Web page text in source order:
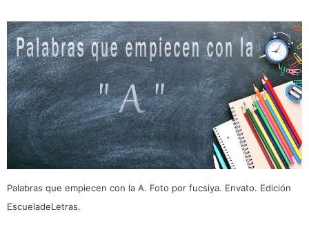
Palabras que empiecen con la A. Foto por fucsiya. Envato. Edición
EscueladeLetras.